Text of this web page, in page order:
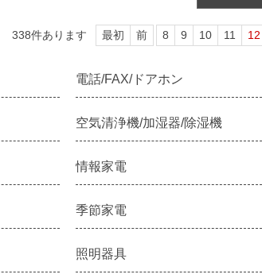
338件あります 最初 前 8 9 10 11 12
電話/FAX/ドアホン
空気清浄機/加湿器/除湿機
情報家電
季節家電
照明器具